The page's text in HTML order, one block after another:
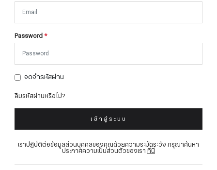
Password*
จดจำรหัสผ่าน
ลืมรหัสผ่านหรือไม่?
เข้าสู่ระบบ
เราปฏิบัติต่อข้อมูลส่วนบุคคลของคุณด้วยความระมัดระวัง กรุณาค้นหา
ประกาศความเป็นส่วนตัวของเรา ที่นี่